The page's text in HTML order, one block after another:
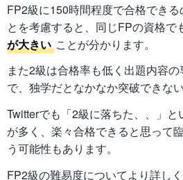
FP2級に150時間程度で合格でき
とを考慮すると、同じFPの資格で
が大きい ことが分かります。
また2級は合格率も低く出題内容
で、独学だとなかなか突破できな
Twitterでも「2級に落ちた、、」と
が多く、楽々合格できると思って
う可能性もあります。
FP2級の難易度についてより詳し